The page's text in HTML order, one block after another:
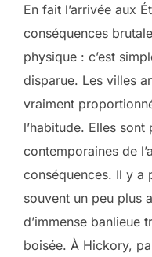
En fait l’arrivée aux
conséquences
physique : c’est
disparue. Les villes
vraiment
l’habitude. Elles
contemporaines de
conséquences. Il y a
souvent un peu plus
d’immense banlieue
boisée. À Hickory,